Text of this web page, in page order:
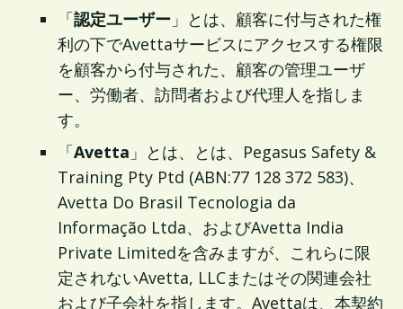
「認定ユーザー 」とは、顧客に付与された権
利の下でAvettaサービスにアクセスする権限
を顧客から付与された、顧客の管理ユーザ
ー、労働者、訪問者および代理人を指しま
す。
「Avetta 」とは、とは、Pegasus Safety &
Training Pty Ptd (ABN:77 128 372 583)、
Avetta Do Brasil Tecnologia da
Informação Ltda、およびAvetta India
Private Limitedを含みますが、これらに限
定されないAvetta, LLCまたはその関連会社
および子会社を指します。Avettaは、本契約